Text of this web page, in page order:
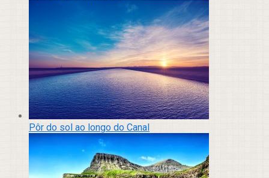
Pôr do sol ao longo do Canal